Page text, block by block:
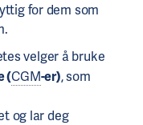
for dem som
velger å bruke
(CGM-er), som
og lar deg